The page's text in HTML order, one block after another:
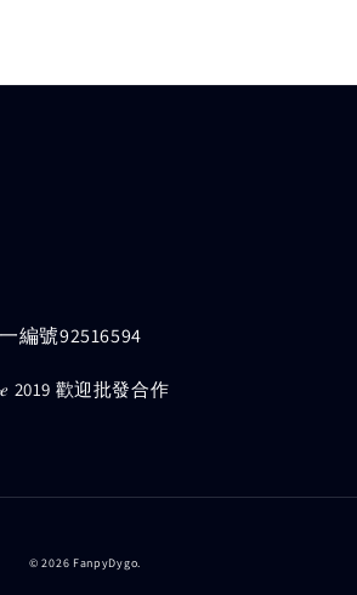
編號92516594
2019 歡迎批發合作
© 2026 FanpyDygo.